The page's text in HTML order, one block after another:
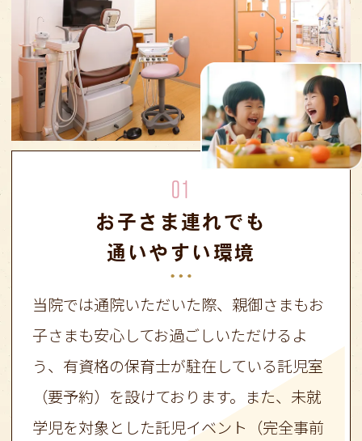
01
お子さま連れでも
通いやすい環境
当院では通院いただいた際、親御さまもお
子さまも安心してお過ごしいただけるよ
う、有資格の保育士が駐在している託児室
（要予約）を設けております。また、未就
学児を対象とした託児イベント（完全事前